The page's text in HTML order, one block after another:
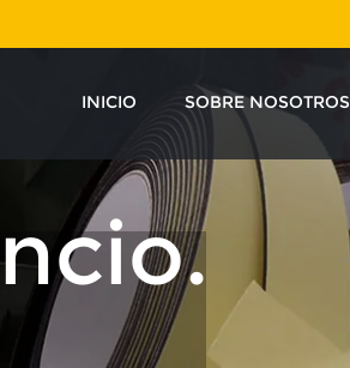
INICIO SOBRE NOSOTROS